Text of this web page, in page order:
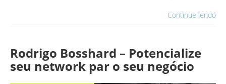
Continue lendo
Rodrigo Bosshard – Potencialize
seu network par o seu negócio